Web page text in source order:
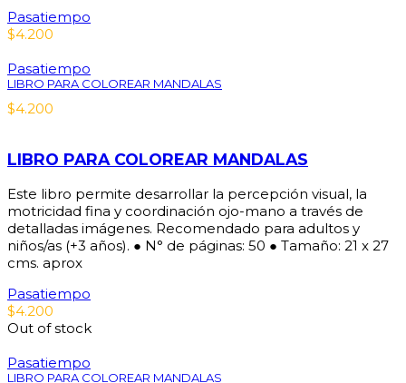
Pasatiempo
$4.200
Pasatiempo
LIBRO PARA COLOREAR MANDALAS
$4.200
LIBRO PARA COLOREAR MANDALAS
Este libro permite desarrollar la percepción visual, la
motricidad fina y coordinación ojo-mano a través de
detalladas imágenes. Recomendado para adultos y
niños/as (+3 años). ● N° de páginas: 50 ● Tamaño: 21 x 27
cms. aprox
Pasatiempo
$4.200
Out of stock
Pasatiempo
LIBRO PARA COLOREAR MANDALAS